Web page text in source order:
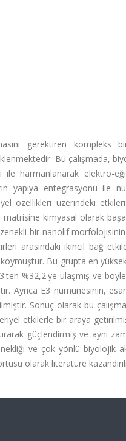
gerektiren kompleks
Bu çalışmada,
ile harmanlanarak elektro-
yapıya entegrasyonu ile
özellikleri üzerindeki
kimyasal olarak
bir nanolif
arasındaki ikincil bağ
koymuştur. Bu grupta en
%32,2'ye ulaşmış ve
Ayrıca E3 numunesinin,
Sonuç olarak bu
etkilerle bir araya
güçlendirmiş ve aynı
ve çok yönlü biyolojik
olarak literatüre